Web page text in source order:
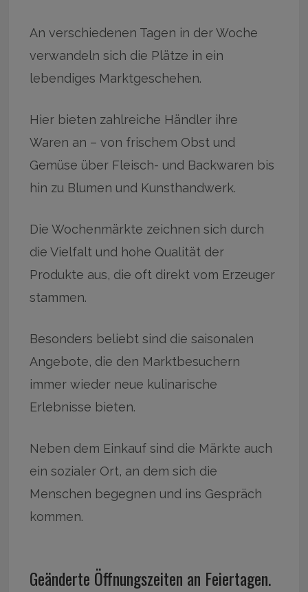
An verschiedenen Tagen in der Woche
verwandeln sich die Plätze in ein
lebendiges Marktgeschehen.
Hier bieten zahlreiche Händler ihre
Waren an – von frischem Obst und
Gemüse über Fleisch- und Backwaren bis
hin zu Blumen und Kunsthandwerk.
Die Wochenmärkte zeichnen sich durch
die Vielfalt und hohe Qualität der
Produkte aus, die oft direkt vom Erzeuger
stammen.
Besonders beliebt sind die saisonalen
Angebote, die den Marktbesuchern
immer wieder neue kulinarische
Erlebnisse bieten.
Neben dem Einkauf sind die Märkte auch
ein sozialer Ort, an dem sich die
Menschen begegnen und ins Gespräch
kommen.
Geänderte Öffnungszeiten an Feiertagen.